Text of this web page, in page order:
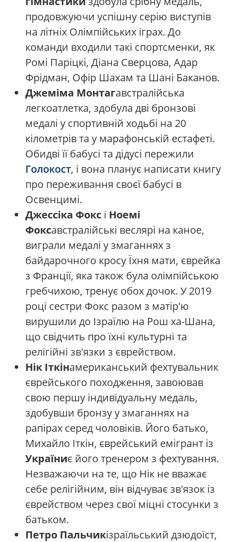
продовжуючи успішну серію виступів
на літніх Олімпійських іграх. До
команди входили такі спортсменки, як
Ромі Паріцкі, Діана Сверцова, Адар
Фрідман, Офір Шахам та Шані Баканов.
Джеміма Монтагавстралійська
легкоатлетка, здобула дві бронзові
медалі у спортивній ходьбі на 20
кілометрів та у марафонській естафеті.
Обидві її бабусі та дідусі пережили
Голокост, і вона планує написати книгу
про переживання своєї бабусі в
Освенцимі.
Джессіка Фокс і Ноемі
Фоксавстралійські веслярі на каное,
виграли медалі у змаганнях з
байдарочного кросу Їхня мати, єврейка
з Франції, яка також була олімпійською
гребчихою, тренує обох дочок. У 2019
році сестри Фокс разом з матір'ю
вирушили до Ізраїлю на Рош ха-Шана,
що свідчить про їхні культурні та
релігійні зв'язки з єврейством.
Нік Іткінамериканський фехтувальник
єврейського походження, завоював
свою першу індивідуальну медаль,
здобувши бронзу у змаганнях на
рапірах серед чоловіків. Його батько,
Михайло Іткін, єврейський емігрант із
Україниє його тренером з фехтування.
Незважаючи на те, що Нік не вважає
себе релігійним, він відчуває зв'язок із
єврейством через свої міцні стосунки з
батьком.
Петро Пальчикізраїльський дзюдоїст,